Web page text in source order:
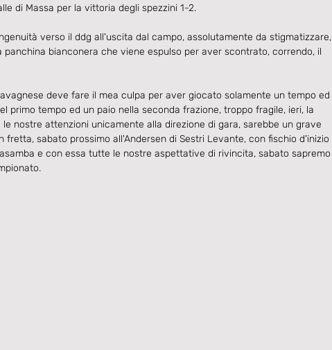
di Massa per la vittoria degli spezzini 1-2.
verso il ddg all'uscita dal campo, assolutamente da stigmatizzare,
bianconera che viene espulso per aver scontrato, correndo, il
deve fare il mea culpa per aver giocato solamente un tempo ed
primo tempo ed un paio nella seconda frazione, troppo fragile, ieri, la
nostre attenzioni unicamente alla direzione di gara, sarebbe un grave
sabato prossimo all'Andersen di Sestri Levante, con fischio d'inizio
e con essa tutte le nostre aspettative di rivincita, sabato sapremo